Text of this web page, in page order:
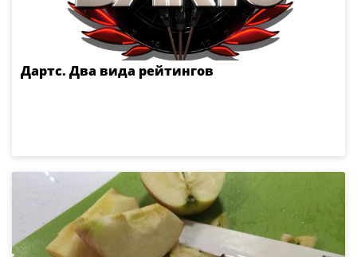
Дартс. Два вида рейтингов